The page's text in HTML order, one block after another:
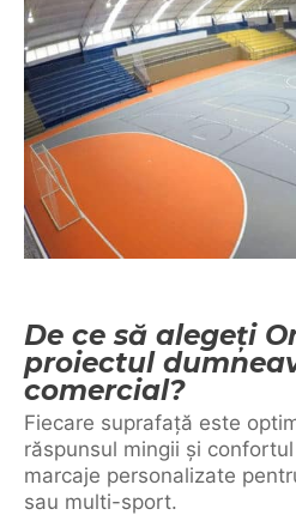
De ce să alegeți
proiectul
comercial?
Fiecare suprafață este
răspunsul mingii și
marcaje personalizate
sau multi-sport.